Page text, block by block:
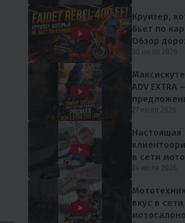
Круизер,
бьет по
Обзор
мотоцикла
30 июля 2026
ADV
27 июля 2026
Настоящая
в сети
MOTORS 😎
24 июля 2026
вкус в сети